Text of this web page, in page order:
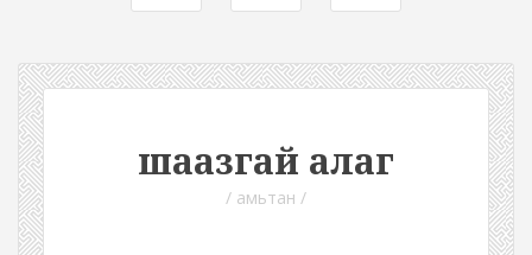
шаазгай алаг
/ амьтан /